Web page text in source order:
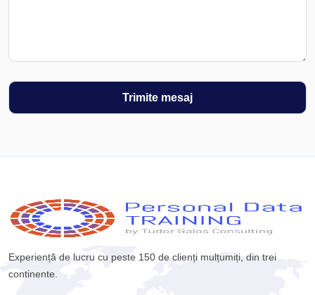
Experiență de lucru cu peste 150 de clienți mulțumiți, din trei
continente.